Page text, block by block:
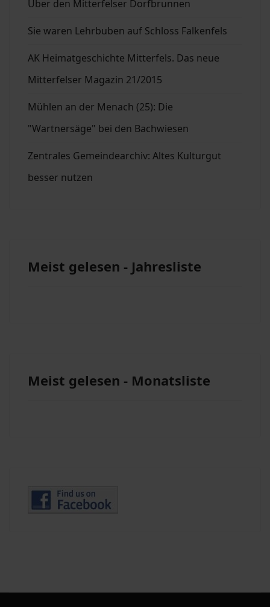
Über den Mitterfelser Dorfbrunnen
Sie waren Lehrbuben auf Schloss Falkenfels
AK Heimatgeschichte Mitterfels. Das neue
Mitterfelser Magazin 21/2015
Mühlen an der Menach (25): Die
"Wartnersäge" bei den Bachwiesen
Zentrales Gemeindearchiv: Altes Kulturgut
besser nutzen
Meist gelesen - Jahresliste
Meist gelesen - Monatsliste